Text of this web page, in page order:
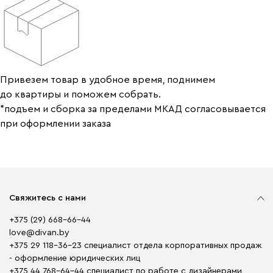
Привезем товар в удобное время, поднимем
до квартиры и поможем собрать.
*подъем и сборка за пределами МКАД согласовывается
при оформлении заказа
Свяжитесь с нами
+375 (29) 668-66-44
love@divan.by
+375 29 118-36-23 специалист отдела корпоративных продаж
- оформление юридических лиц
+375 44 768-64-44 специалист по работе с дизайнерами